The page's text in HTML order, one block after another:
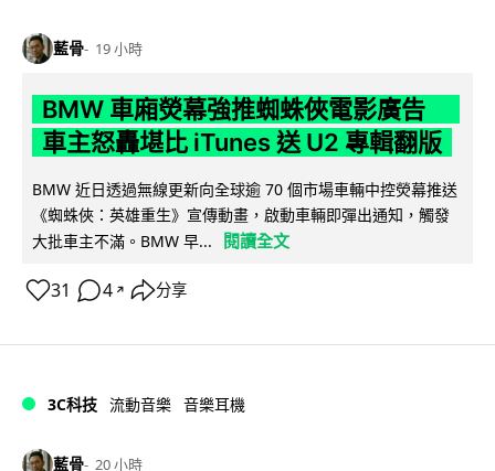
藍骨 19 小時
BMW 車廂熒幕強推蜘蛛俠電影廣告
車主怒轟堪比 iTunes 送 U2 專輯翻版
BMW 近日透過無線更新向全球逾 70 個市場車輛中控熒幕推送
《蜘蛛俠：英雄重生》宣傳動畫，啟動車輛即彈出通知，觸發
大批車主不滿。BMW 早...
閱讀全文
31 4 ↗ 分享
3C科技 流動音樂 音樂耳機
藍骨 20 小時